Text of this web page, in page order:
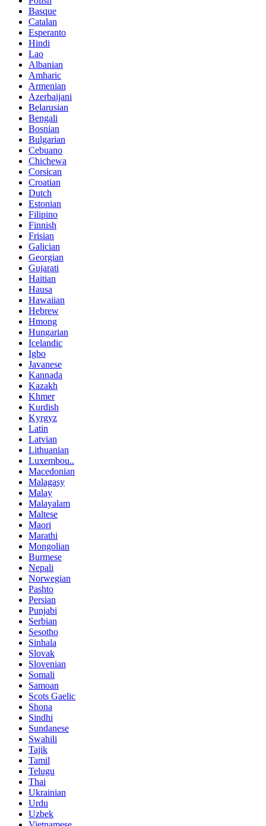
Basque
Catalan
Esperanto
Hindi
Lao
Albanian
Amharic
Armenian
Azerbaijani
Belarusian
Bengali
Bosnian
Bulgarian
Cebuano
Chichewa
Corsican
Croatian
Dutch
Estonian
Filipino
Finnish
Frisian
Galician
Georgian
Gujarati
Haitian
Hausa
Hawaiian
Hebrew
Hmong
Hungarian
Icelandic
Igbo
Javanese
Kannada
Kazakh
Khmer
Kurdish
Kyrgyz
Latin
Latvian
Lithuanian
Luxembou..
Macedonian
Malagasy
Malay
Malayalam
Maltese
Maori
Marathi
Mongolian
Burmese
Nepali
Norwegian
Pashto
Persian
Punjabi
Serbian
Sesotho
Sinhala
Slovak
Slovenian
Somali
Samoan
Scots Gaelic
Shona
Sindhi
Sundanese
Swahili
Tajik
Tamil
Telugu
Thai
Ukrainian
Urdu
Uzbek